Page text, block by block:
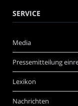
SERVICE
Media
Pressemitteilung
Lexikon
Nachrichten